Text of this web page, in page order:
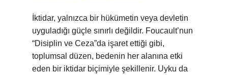
İktidar, yalnızca bir hükümetin veya devletin
uyguladığı güçle sınırlı değildir. Foucault’nun
“Disiplin ve Ceza”da işaret ettiği gibi,
toplumsal düzen, bedenin her alanına etki
eden bir iktidar biçimiyle şekillenir. Uyku da